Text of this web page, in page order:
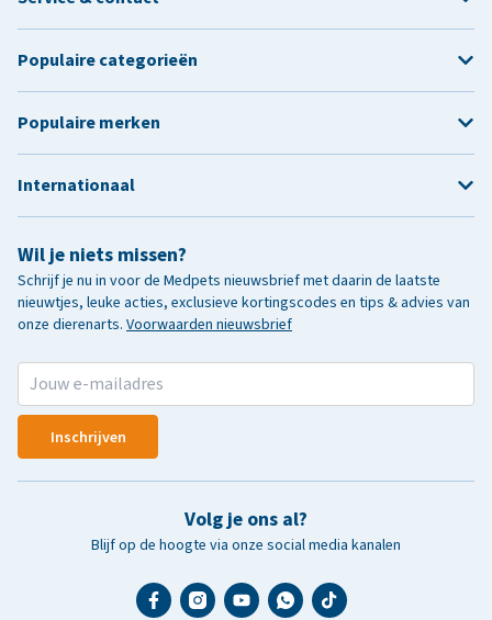
Wil je niets missen?
Schrijf je nu in voor de Medpets nieuwsbrief met daarin de laatste
nieuwtjes, leuke acties, exclusieve kortingscodes en tips & advies van
onze dierenarts. Voorwaarden nieuwsbrief
Inschrijven
Volg je ons al?
Blijf op de hoogte via onze social media kanalen
Populaire categorieën
Populaire merken
Internationaal